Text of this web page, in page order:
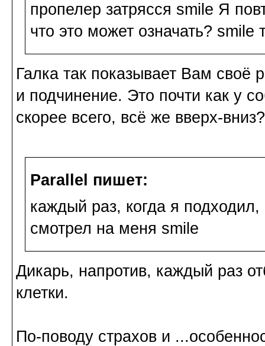
пропелер затрясся smile Я
что это может означать? smile
Галка так показывает Вам своё
и подчинение. Это почти как у
скорее всего, всё же вверх-
Parallel пишет:
каждый раз, когда я
смотрел на меня smile
Дикарь, напротив, каждый раз
клетки.
По-поводу страхов и